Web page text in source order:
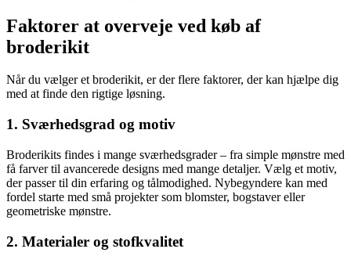
Faktorer at overveje ved køb af
broderikit
Når du vælger et broderikit, er der flere faktorer, der kan hjælpe dig
med at finde den rigtige løsning.
1. Sværhedsgrad og motiv
Broderikits findes i mange sværhedsgrader – fra simple mønstre med
få farver til avancerede designs med mange detaljer. Vælg et motiv,
der passer til din erfaring og tålmodighed. Nybegyndere kan med
fordel starte med små projekter som blomster, bogstaver eller
geometriske mønstre.
2. Materialer og stofkvalitet